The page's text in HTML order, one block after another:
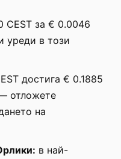
CEST за € 0.0046
уреди в този
достига € 0.1885
отложете
на
в най-